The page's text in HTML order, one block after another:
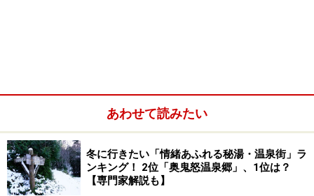
桜と菜の花が織りなす絶妙なコントラストに注目
人力車に揺られてのお花見もおすすめ
一面を明るい黄色に染め上げる菜の花畑
桜並木のすぐそばに長い歴史を持つ温泉も
下賀茂温泉に宿泊して夜桜も楽しみたい
あわせて読みたい
冬に行きたい「情緒あふれる秘湯・温泉街」ラ
ンキング！ 2位「奥鬼怒温泉郷」、1位は？
【専門家解説も】